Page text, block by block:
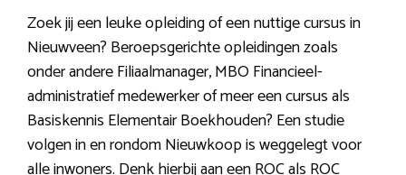
Zoek jij een leuke opleiding of een nuttige cursus in
Nieuwveen? Beroepsgerichte opleidingen zoals
onder andere Filiaalmanager, MBO Financieel-
administratief medewerker of meer een cursus als
Basiskennis Elementair Boekhouden? Een studie
volgen in en rondom Nieuwkoop is weggelegt voor
alle inwoners. Denk hierbij aan een ROC als ROC